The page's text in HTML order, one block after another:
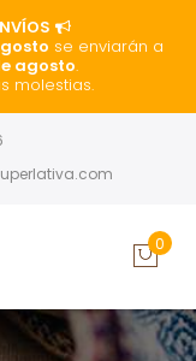
se enviarán a
agosto.
molestias.
0